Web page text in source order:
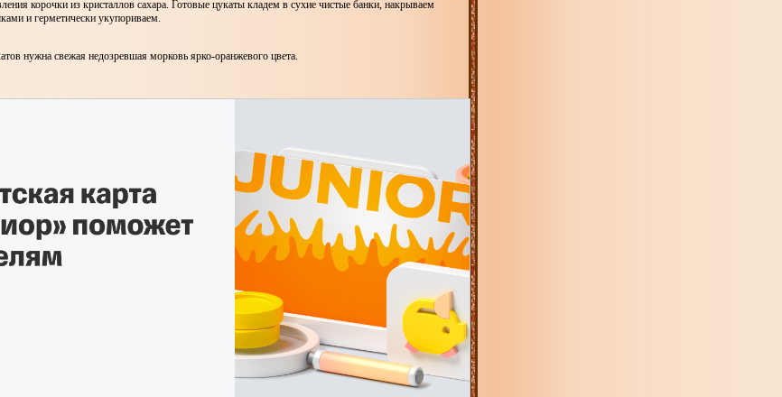
корочки из кристаллов сахара. Готовые цукаты кладем в сухие чистые банки, накрываем
и герметически укупориваем.
нужна свежая недозревшая морковь ярко-оранжевого цвета.